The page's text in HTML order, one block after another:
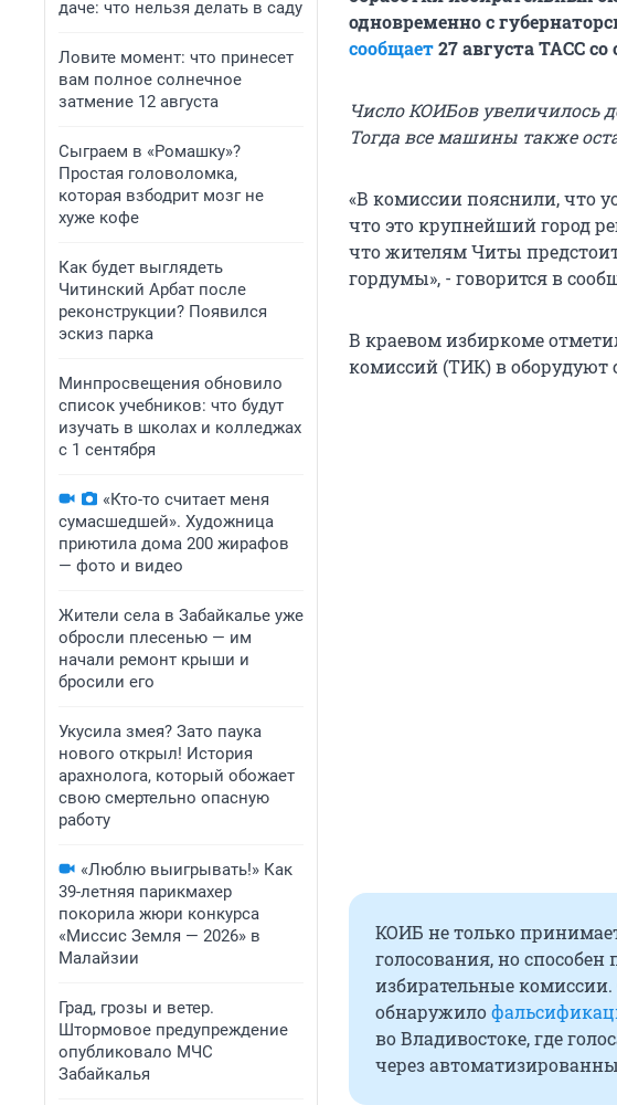
даче: что нельзя делать в саду
Ловите момент: что принесет
вам полное солнечное
затмение 12 августа
Сыграем в «Ромашку»?
Простая головоломка,
которая взбодрит мозг не
хуже кофе
Как будет выглядеть
Читинский Арбат после
реконструкции? Появился
эскиз парка
Минпросвещения обновило
список учебников: что будут
изучать в школах и колледжах
с 1 сентября
«Кто-то считает меня
сумасшедшей». Художница
приютила дома 200 жирафов
— фото и видео
Жители села в Забайкалье уже
обросли плесенью — им
начали ремонт крыши и
бросили его
Укусила змея? Зато паука
нового открыл! История
арахнолога, который обожает
свою смертельно опасную
работу
«Люблю выигрывать!» Как
39-летняя парикмахер
покорила жюри конкурса
«Миссис Земля — 2026» в
Малайзии
Град, грозы и ветер.
Штормовое предупреждение
опубликовало МЧС
Забайкалья
одновременно с
сообщает27 августа ТАСС
Число КОИБов увеличилось
Тогда все машины также
«В комиссии пояснили, что
что это крупнейший город
что жителям Читы
гордумы», - говорится в
В краевом избиркоме
комиссий (ТИК) в оборудуют
КОИБ не только
голосования, но
избирательные комиссии.
обнаружило
во Владивостоке, где
через